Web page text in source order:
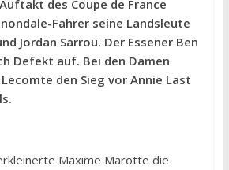
des Coupe de France
Fahrer seine Landsleute
Jordan Sarrou. Der Essener Ben
Defekt auf. Bei den Damen
den Sieg vor Annie Last
Maxime Marotte die